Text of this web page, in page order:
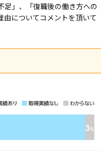
足」、「復職後の働き方への
由についてコメントを頂いて